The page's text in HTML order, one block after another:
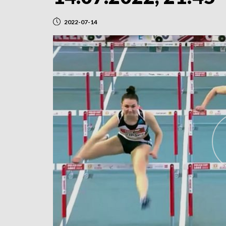
2022-07-14